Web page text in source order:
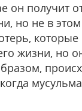
он получит
но не в
жизни, но